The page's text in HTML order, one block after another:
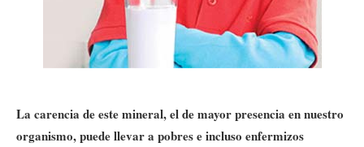
La carencia de este mineral, el de mayor presencia en nuestro
organismo, puede llevar a pobres e incluso enfermizos